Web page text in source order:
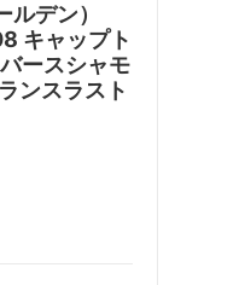
デン）
キャップト
ースシャモ
ンスラスト